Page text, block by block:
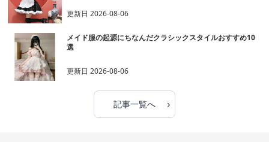
更新日2026-08-06
メイド服の起源にちなんだクラシックスタイルおすすめ10
選
更新日2026-08-06
記事一覧へ ›